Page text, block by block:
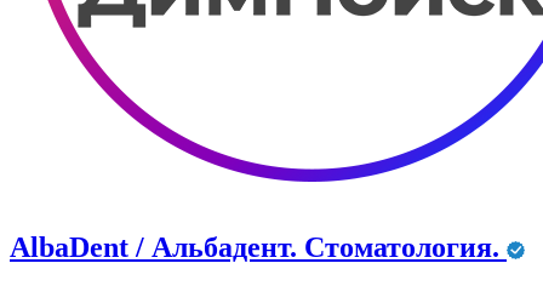
AlbaDent / Альбадент. Стоматология.